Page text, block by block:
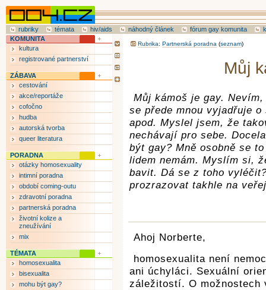
rubriky témata hiv/aids náhodný článek fórum gay komunita
Rubrika: Partnerská poradna (seznam)
Můj
Můj kámoš je gay.
se přede mnou vyjadřuje
apod. Myslel jsem, že
nechávají pro sebe.
být gay? Mně osobně se
lidem nemám. Myslím si,
bavit. Dá se z toho
prozrazovat takhle na
Ahoj Norberte,
homosexualita není
ani úchyláci. Sexuální
záležitostí. O možnostech
KOMUNITA
kultura
registrované partnerství
ZÁBAVA
cestování
akce/reportáže
cofočno
hudba
autorská tvorba
queer literatura
PORADNA
otázky homosexuality
intimní poradna
období coming-outu
zdravotní poradna
partnerská poradna
životní kolize a
zneužívání
mix
TÉMATA
homosexualita
bisexualita
mohu být gay?